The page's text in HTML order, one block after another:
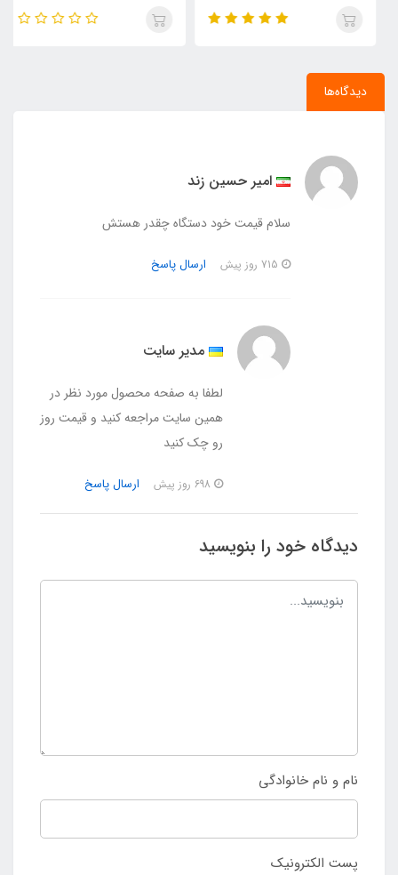
دیدگاه‌ها
امیر حسین زند
سلام قیمت خود دستگاه چقدر هستش
ارسال پاسخ
مدیر سایت
لطفا به صفحه محصول مورد نظر در
همین سایت مراجعه کنید و قیمت روز
رو چک کنید
ارسال پاسخ
دیدگاه خود را بنویسید
نام و نام خانوادگی
پست الکترونیک